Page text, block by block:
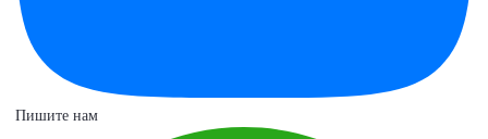
Пишите нам